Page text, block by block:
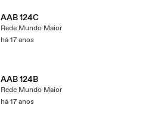
AAB 124C
Rede Mundo Maior
há 17 anos
AAB 124B
Rede Mundo Maior
há 17 anos